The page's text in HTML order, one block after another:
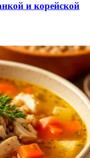
и корейской